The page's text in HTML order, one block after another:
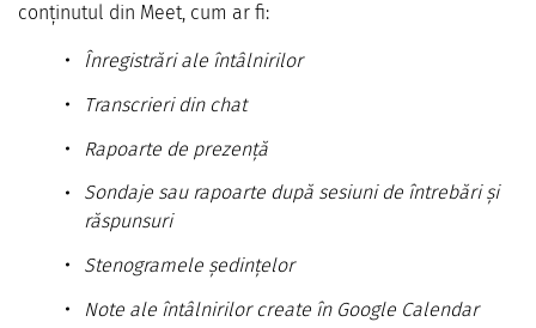
conținutul din Meet, cum ar fi:
Înregistrări ale întâlnirilor
Transcrieri din chat
Rapoarte de prezență
Sondaje sau rapoarte după sesiuni de întrebări și
răspunsuri
Stenogramele ședințelor
Note ale întâlnirilor create în Google Calendar